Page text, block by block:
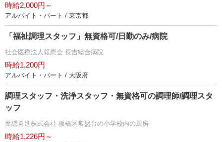
時給2,000円～
アルバイト・パート / 東京都
「福祉調理スタッフ」無資格可/日勤のみ/病院
社会医療法人報恩会 長吉総合病院
時給1,200円
アルバイト・パート / 大阪府
調理スタッフ・洗浄スタッフ・無資格可の調理師/調理スタ
ッフ
葉隠勇進株式会社 板橋区常盤台の小学校内の厨房
時給1,226円～